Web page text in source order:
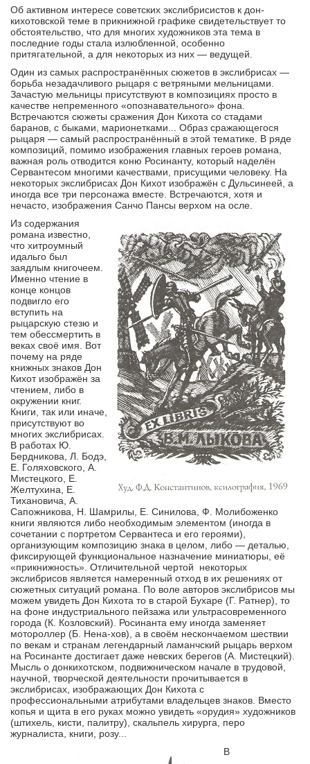
Об активном интересе советских экслибрисистов к дон-
кихотовской теме в прикнижной графике свидетельствует то
обстоятельство, что для многих художников эта тема в
последние годы стала излюбленной, особенно
притягательной, а для некоторых из них — ведущей.
Один из самых распространённых сюжетов в экслибрисах —
борьба незадачливого рыцаря с ветряными мельницами.
Зачастую мельницы присутствуют в композициях просто в
качестве непременного «опознавательного» фона.
Встречаются сюжеты сражения Дон Кихота со стадами
баранов, с быками, марионетками... Образ сражающегося
рыцаря — самый распространённый в этой тематике. В ряде
композиций, помимо изображения главных героев романа,
важная роль отводится коню Росинанту, который наделён
Сервантесом многими качествами, присущими человеку. На
некоторых экслибрисах Дон Кихот изображён с Дульсинеей, а
иногда все три персонажа вместе. Встречаются, хотя и
нечасто, изображения Санчо Пансы верхом на осле.
Из содержания
романа известно,
что хитроумный
идальго был
заядлым книгочеем.
Именно чтение в
конце концов
подвигло его
вступить на
рыцарскую стезю и
тем обессмертить в
веках своё имя. Вот
почему на ряде
книжных знаков Дон
Кихот изображён за
чтением, либо в
окружении книг.
Книги, так или иначе,
присутствуют во
многих экслибрисах.
В работах Ю.
Бердникова, Л. Бодэ,
Е. Голяховского, А.
Мистецкого, Е.
Желтухина, Е.
Тихановича, А.
Сапожникова, Н. Шамрилы, Е. Синилова, Ф. Молибоженко
книги являются либо необходимым элементом (иногда в
сочетании с портретом Сервантеса и его героями),
организующим композицию знака в целом, либо — деталью,
фиксирующей функциональное назначение миниатюры, её
«прикнижность». Отличительной чертой некоторых
экслибрисов является намеренный отход в их решениях от
сюжетных ситуаций романа. По воле авторов экслибрисов мы
можем увидеть Дон Кихота то в старой Бухаре (Г. Ратнер), то
на фоне индустриального пейзажа или ультрасовременного
города (К. Козловский). Росинанта ему иногда заменяет
мотороллер (Б. Нена-хов), а в своём нескончаемом шествии
по векам и странам легендарный ламанчский рыцарь верхом
на Росинанте достигает даже невских берегов (А. Мистецкий).
Мысль о донкихотском, подвижническом начале в трудовой,
научной, творческой деятельности прочитывается в
экслибрисах, изображающих Дон Кихота с
профессиональными атрибутами владельцев знаков. Вместо
копья и щита в его руках можно увидеть «орудия» художников
(штихель, кисти, палитру), скальпель хирурга, перо
журналиста, книги, розу...
В